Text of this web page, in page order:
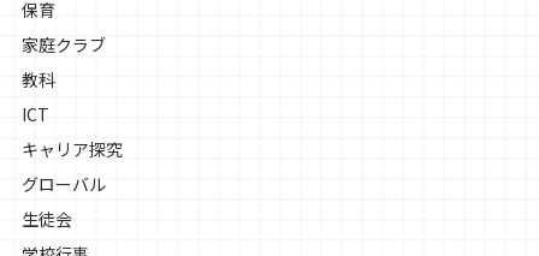
保育
家庭クラブ
教科
ICT
キャリア探究
グローバル
生徒会